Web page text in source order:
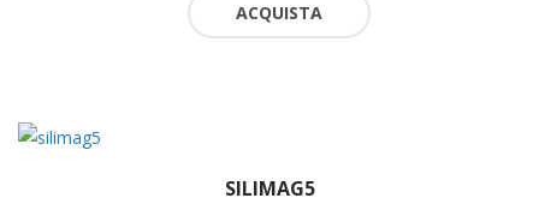
ACQUISTA
SILIMAG5